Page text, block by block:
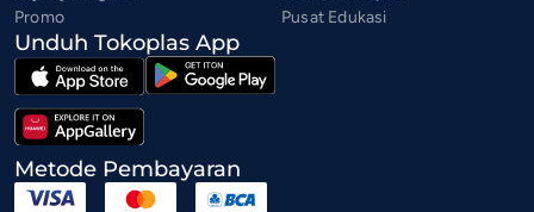
Promo
Pusat Edukasi
Unduh Tokoplas App
Metode Pembayaran